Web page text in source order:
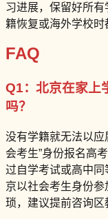
习进展，保留好所
籍恢复或海外学校时
FAQ
Q1：北京在家上
吗？
没有学籍就无法以应
会考生”身份报名高
过自学考试或高中
京以社会考生身份
琐，建议提前咨询区